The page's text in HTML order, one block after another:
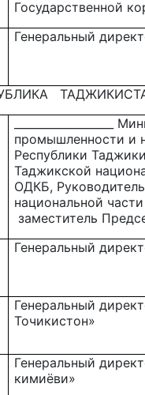
Государственной
Генеральный
__________________
промышленности и
Республики
Таджикской
ОДКБ,
национальной
заместитель
Генеральный
Генеральный
Точикистон»
Генеральный
кимиёви»